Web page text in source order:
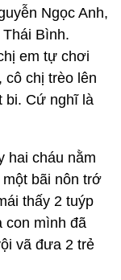
Ngọc Anh,
Bình.
em tự chơi
cô chị trèo lên
bi. Cứ nghĩ là
hai cháu nằm
bãi nôn trớ
thấy 2 tuýp
con mình đã
vã đưa 2 trẻ